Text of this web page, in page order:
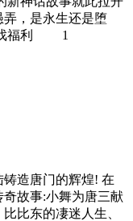
弄，是永生还是堕
戏福利 1
造唐门的辉煌! 在
故事:小舞为唐三献
比东的凄迷人生、